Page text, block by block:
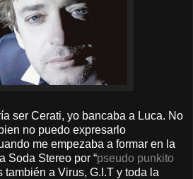
ser Cerati, yo bancaba a Luca. No
no puedo expresarlo
me empezaba a formar en la
Soda Stereo por “pseudo punkito
también a Virus, G.I.T y toda la